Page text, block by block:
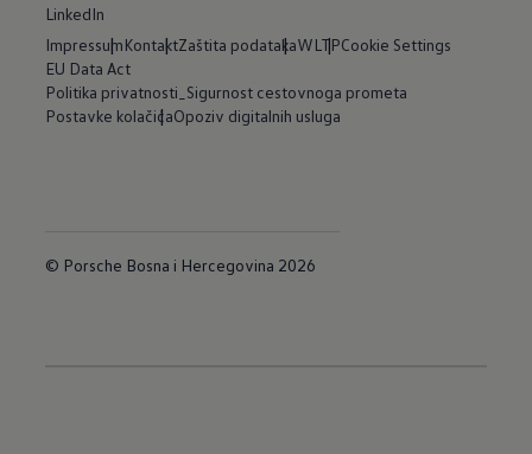
LinkedIn
ImpressumKontaktZaštita podatakaWLTPCookie Settings
EU Data Act
Politika privatnosti_Sigurnost cestovnoga prometa
Postavke kolačićaOpoziv digitalnih usluga
© Porsche Bosna i Hercegovina 2026